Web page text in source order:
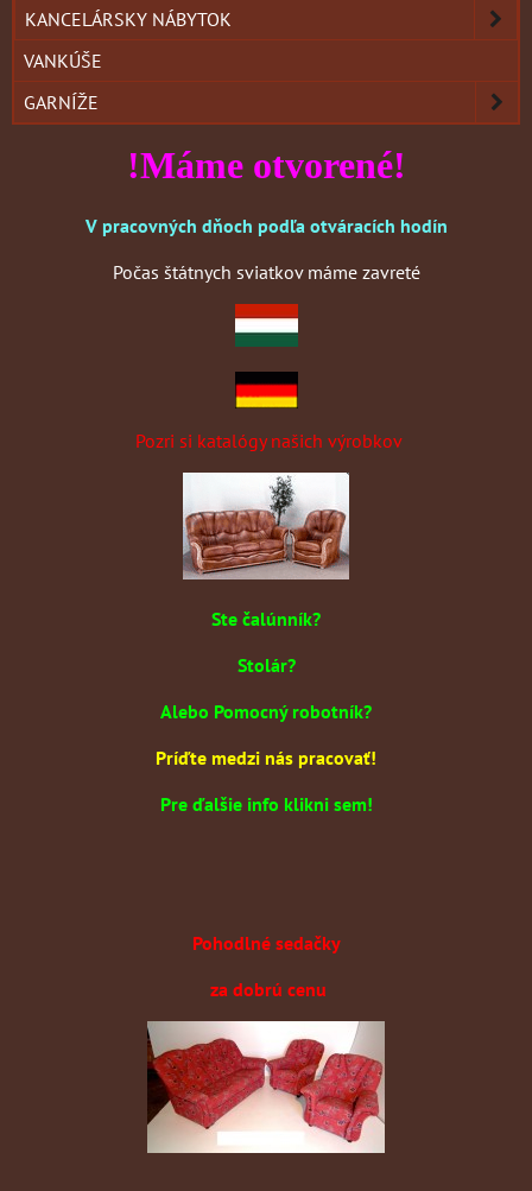
KANCELÁRSKY NÁBYTOK
VANKÚŠE
GARNÍŽE
!Máme otvorené!
V pracovných dňoch podľa otváracích hodín
Počas štátnych sviatkov máme zavreté
Pozri si katalógy našich výrobkov
Ste čalúnník?
Stolár?
Alebo Pomocný robotník?
Príďte medzi nás pracovať!
Pre ďalšie info klikni sem!
Pohodlné sedačky
za dobrú cenu